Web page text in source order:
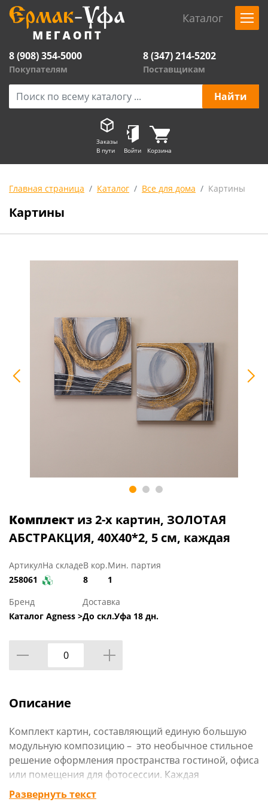
Каталог
8 (908) 354-5000
Покупателям
8 (347) 214-5202
Поставщикам
Заказы
В пути
Войти Корзина
Главная страница Каталог Все для дома Картины
Картины
Комплект из 2-х картин, ЗОЛОТАЯ
АБСТРАКЦИЯ, 40Х40*2, 5 см, каждая
Артикул
258061
На складеВ кор.
8
Мин. партия
1
Бренд
Каталог Agness >
Доставка
До скл.Уфа 18 дн.
Описание
Комплект картин, составляющий единую большую
модульную композицию – это необычное стильное
решение оформления пространства гостиной, офиса
или помещения для фотосессии. Каждая
композиция представляет собой удивительное
Развернуть текст